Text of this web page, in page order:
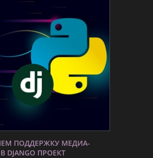
ПОДДЕРЖКУ МЕДИА-
DJANGO ПРОЕКТ